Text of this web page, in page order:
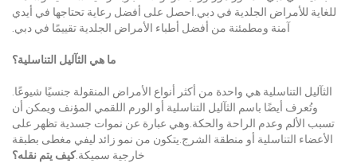
للغاية للأمراض الجلدية في دبي.احصل على أفضل رعاية تحتاجها في أيدي
آمنة ومطمئنة من أفضل أطباء الأمراض الجلدية تقييمًا في دبي.
ما هي الثآليل التناسلية؟
الثآليل التناسلية هي واحدة من أكثر أنواع الأمراض المنقولة جنسيًا شيوعًا.
وتُعرف أيضًا باسم الثآليل التناسلية أو الورم اللقمي المؤنف ويمكن أن
تسبب الألم وعدم الراحة والحكة.وهي عبارة عن نموات جسدية تظهر على
الأعضاء التناسلية أو منطقة الشرج.يتكون من نمو زائد ليفي مغطى بطبقة
خارجية سميكة.كيف يتم نقله؟